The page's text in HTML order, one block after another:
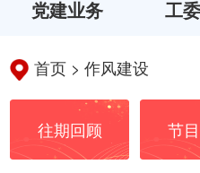
党建业务 工
首页 >作风建设
往期回顾 节